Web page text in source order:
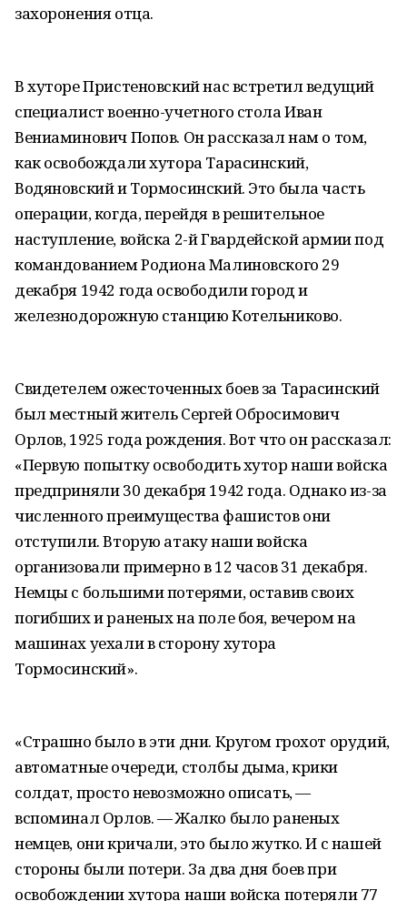
захоронения отца.
В хуторе Пристеновский нас встретил ведущий
специалист военно-учетного стола Иван
Вениаминович Попов. Он рассказал нам о том,
как освобождали хутора Тарасинский,
Водяновский и Тормосинский. Это была часть
операции, когда, перейдя в решительное
наступление, войска 2-й Гвардейской армии под
командованием Родиона Малиновского 29
декабря 1942 года освободили город и
железнодорожную станцию Котельниково.
Свидетелем ожесточенных боев за Тарасинский
был местный житель Сергей Обросимович
Орлов, 1925 года рождения. Вот что он рассказал:
«Первую попытку освободить хутор наши войска
предприняли 30 декабря 1942 года. Однако из-за
численного преимущества фашистов они
отступили. Вторую атаку наши войска
организовали примерно в 12 часов 31 декабря.
Немцы с большими потерями, оставив своих
погибших и раненых на поле боя, вечером на
машинах уехали в сторону хутора
Тормосинский».
«Страшно было в эти дни. Кругом грохот орудий,
автоматные очереди, столбы дыма, крики
солдат, просто невозможно описать, —
вспоминал Орлов. — Жалко было раненых
немцев, они кричали, это было жутко. И с нашей
стороны были потери. За два дня боев при
освобождении хутора наши войска потеряли 77